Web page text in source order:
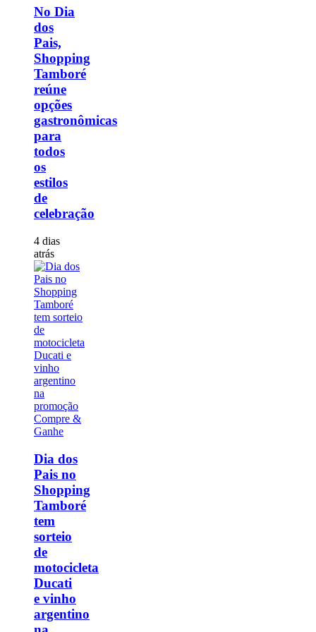
No Dia
dos
Pais,
Shopping
Tamboré
reúne
opções
gastronômicas
para
todos
os
estilos
de
celebração
4 dias
atrás
Dia dos
Pais no
Shopping
Tamboré
tem
sorteio
de
motocicleta
Ducati
e vinho
argentino